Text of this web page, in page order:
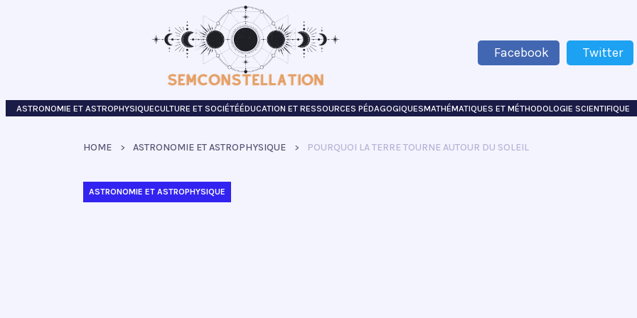
Facebook Twitter
ASTRONOMIE ET ASTROPHYSIQUECULTURE ET SOCIÉTÉÉDUCATION ET RESSOURCES PÉDAGOGIQUESMATHÉMATIQUES ET MÉTHODOLOGIE SCIENTIFIQUE
HOME ASTRONOMIE ET ASTROPHYSIQUE POURQUOI LA TERRE TOURNE AUTOUR DU SOLEIL
ASTRONOMIE ET ASTROPHYSIQUE